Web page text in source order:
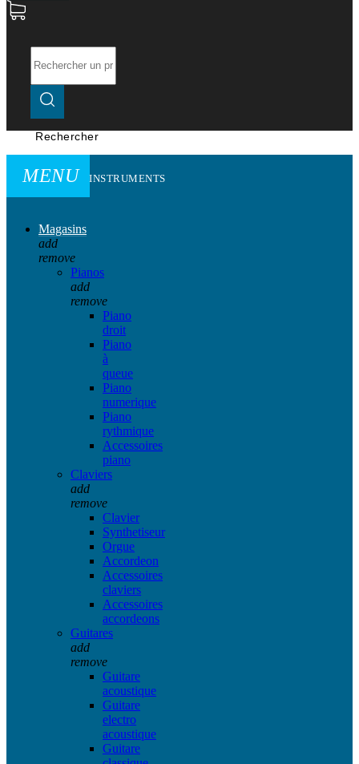
Rechercher
MENU INSTRUMENTS
Magasins
add
remove
Pianos
add
remove
Piano
droit
Piano
à
queue
Piano
numerique
Piano
rythmique
Accessoires
piano
Claviers
add
remove
Clavier
Synthetiseur
Orgue
Accordeon
Accessoires
claviers
Accessoires
accordeons
Guitares
add
remove
Guitare
acoustique
Guitare
electro
acoustique
Guitare